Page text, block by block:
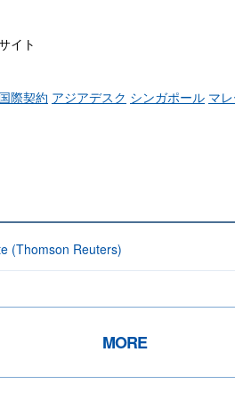
イト
国際契約 アジアデスク シンガポール マ
(Thomson Reuters)
MORE